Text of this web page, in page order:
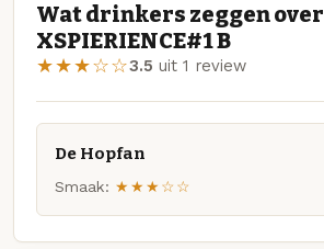
Wat drinkers zeggen over
XSPIERIENCE#1 B
★★★☆☆3.5 uit 1 review
De Hopfan
Smaak: ★★★☆☆